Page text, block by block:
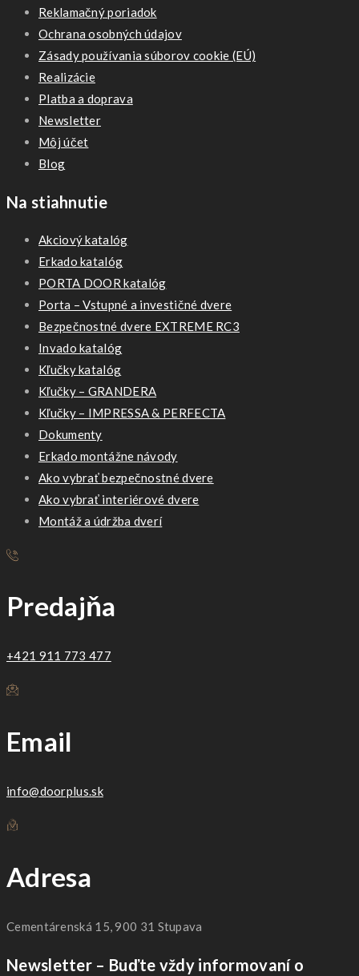
Reklamačný poriadok
Ochrana osobných údajov
Zásady používania súborov cookie (EÚ)
Realizácie
Platba a doprava
Newsletter
Môj účet
Blog
Na stiahnutie
Akciový katalóg
Erkado katalóg
PORTA DOOR katalóg
Porta – Vstupné a investičné dvere
Bezpečnostné dvere EXTREME RC3
Invado katalóg
Kľučky katalóg
Kľučky – GRANDERA
Kľučky – IMPRESSA & PERFECTA
Dokumenty
Erkado montážne návody
Ako vybrať bezpečnostné dvere
Ako vybrať interiérové dvere
Montáž a údržba dverí
Predajňa
+421 911 773 477
Email
info@doorplus.sk
Adresa
Cementárenská 15, 900 31 Stupava
Newsletter – Buďte vždy informovaní o